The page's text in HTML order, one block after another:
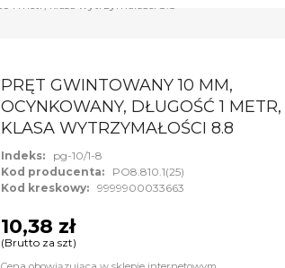
PRĘT GWINTOWANY 10 MM,
OCYNKOWANY, DŁUGOŚĆ 1 METR,
KLASA WYTRZYMAŁOŚCI 8.8
Indeks:
pg-10/1-8
Kod producenta:
PO8.810.1(25)
Kod kreskowy: 9999900033663
10,38 zł
(Brutto za szt)